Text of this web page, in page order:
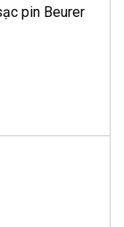
pin Beurer